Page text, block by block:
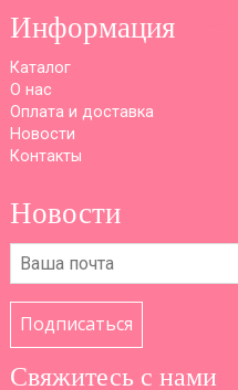
Информация
Каталог
О нас
Оплата и доставка
Новости
Контакты
Новости
Подписаться
Свяжитесь с нами